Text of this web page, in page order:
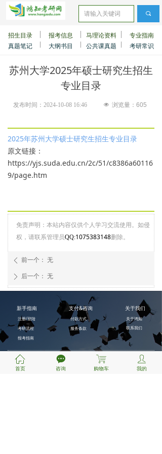
真题笔记 大纲书目 公共课真题 考研常识
招生目录 报考信息 马理论资料 专业指南
끠
发布时间： 2024-10-08 16:46
2025年苏州大学硕士研究生招生专业目录
原文链接：
https://yjs.suda.edu.cn/2c/51/c8386a60116
9/page.htm
苏州大学2025年硕士研究生招生
专业目录
免责声明：本站内容仅供个人学习交流使用。如侵
权，请联系管理员QQ:1075383148删除。
ꄴ 前一个： 无
ꄲ 后一个： 无
넶 浏览量： 605
新手指南 支付&咨询 关于我们
注册/登陆
考研流程
报考指南
服务条款
付款方式
关于鸿知
联系我们
ꀇ
首页
끁
咨询
ꁈ
购物车
ꄑ
我的